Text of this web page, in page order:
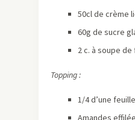
50cl de crème
60g de sucre
2 c. à soupe
Topping :
1/4 d’une
Amandes